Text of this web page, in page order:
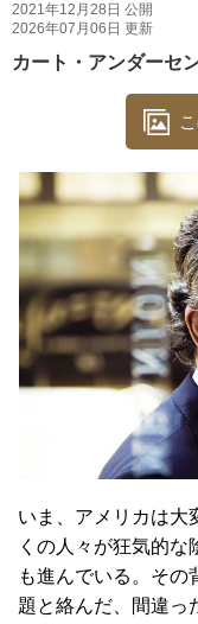
2021年12月28日 公開
2026年07月06日 更新
カート・アンダーセ
いま、アメリカは大
くの人々が狂気的
も進んでいる。その
題と絡んだ、間違っ